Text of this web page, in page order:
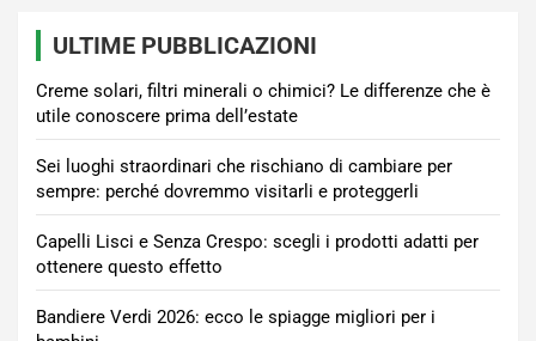
ULTIME PUBBLICAZIONI
Creme solari, filtri minerali o chimici? Le differenze che è
utile conoscere prima dell’estate
Sei luoghi straordinari che rischiano di cambiare per
sempre: perché dovremmo visitarli e proteggerli
Capelli Lisci e Senza Crespo: scegli i prodotti adatti per
ottenere questo effetto
Bandiere Verdi 2026: ecco le spiagge migliori per i